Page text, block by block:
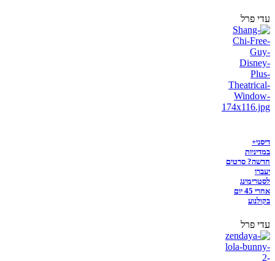
עדי פרל
דיסני+
במדיניות
חדשה? סרטים
יעברו
לסטרימינג
אחרי 45 יום
בקולנוע
עדי פרל